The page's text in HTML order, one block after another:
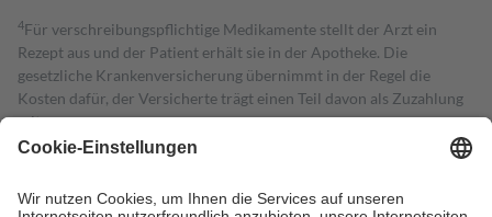
4Für verschreibungspflichtige Medikamente stellt der Arzt ein
Rezept aus und der Patient erhält sie in der Apotheke. Die
gesetzliche Krankenversicherung übernimmt in der Regel die
Kosten dafür, der Versicherte trägt einen Teil davon als Zuzahlung
mit.
Grundsätzlich leisten Mitglieder Zuzahlungen in Höhe von zehn
höchstens zehn Euro.
Es sind jedoch nie mehr als die tatsächlichen
Kosten der Leistung zu entrichten.